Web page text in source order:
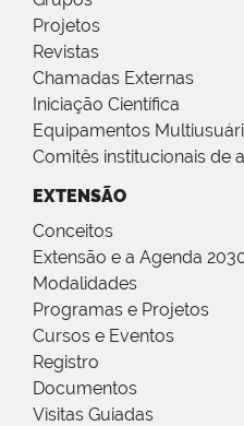
Projetos
Revistas
Chamadas Externas
Iniciação Científica
Equipamentos
Comitês institucionais de
EXTENSÃO
Conceitos
Extensão e a Agenda
Modalidades
Programas e Projetos
Cursos e Eventos
Registro
Documentos
Visitas Guiadas